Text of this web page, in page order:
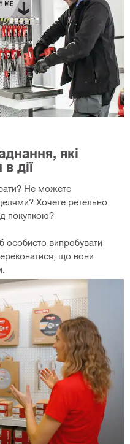
які
дії
Не можете
Хочете ретельно
покупкою?
особисто випробувати
що вони